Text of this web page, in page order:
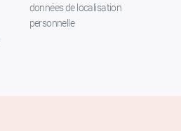
données de localisation
personnelle